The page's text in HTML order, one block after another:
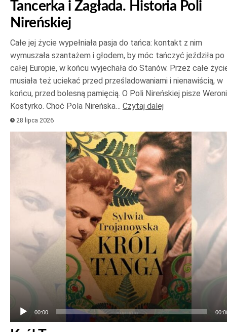
Tancerka i Zagłada. Historia Poli
Nireńskiej
Całe jej życie wypełniała pasja do tańca: kontakt z nim
wymuszała szantażem i głodem, by móc tańczyć jeździła po
całej Europie, w końcu wyjechała do Stanów. Przez całe
musiała też uciekać przed prześladowaniami i nienawiścią, w
końcu, przed bolesną pamięcią. O Poli Nireńskiej pisze
Kostyrko. Choć Pola Nireńska… Czytaj dalej
28 lipca 2026
plików
dźwiękowych
00:00